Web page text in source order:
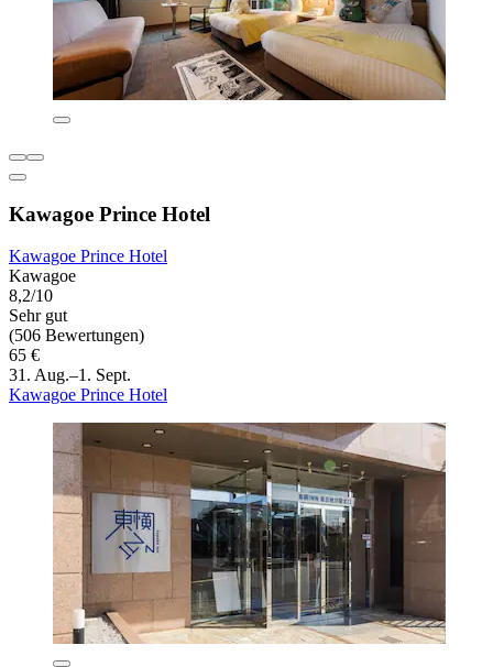
Kawagoe Prince Hotel
Kawagoe Prince Hotel
Kawagoe
8,2/10
Sehr gut
(506 Bewertungen)
65 €
31. Aug.–1. Sept.
Kawagoe Prince Hotel